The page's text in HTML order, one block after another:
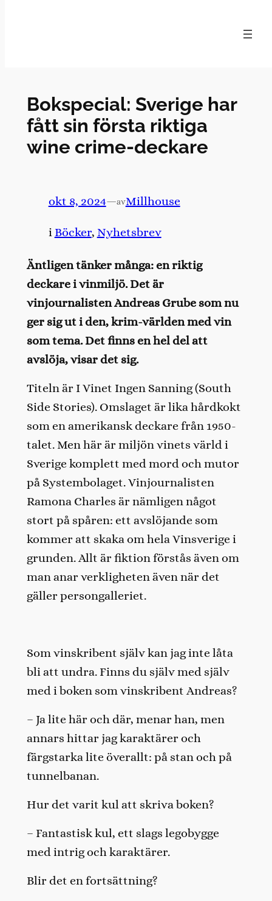
Bokspecial: Sverige har
fått sin första riktiga
wine crime-deckare
okt 8, 2024—avMillhouse
i Böcker, Nyhetsbrev
Äntligen tänker många: en riktig
deckare i vinmiljö. Det är
vinjournalisten Andreas Grube som nu
ger sig ut i den, krim-världen med vin
som tema. Det finns en hel del att
avslöja, visar det sig.
Titeln är I Vinet Ingen Sanning (South
Side Stories). Omslaget är lika hårdkokt
som en amerikansk deckare från 1950-
talet. Men här är miljön vinets värld i
Sverige komplett med mord och mutor
på Systembolaget. Vinjournalisten
Ramona Charles är nämligen något
stort på spåren: ett avslöjande som
kommer att skaka om hela Vinsverige i
grunden. Allt är fiktion förstås även om
man anar verkligheten även när det
gäller persongalleriet.
Som vinskribent själv kan jag inte låta
bli att undra. Finns du själv med själv
med i boken som vinskribent Andreas?
– Ja lite här och där, menar han, men
annars hittar jag karaktärer och
färgstarka lite överallt: på stan och på
tunnelbanan.
Hur det varit kul att skriva boken?
– Fantastisk kul, ett slags legobygge
med intrig och karaktärer.
Blir det en fortsättning?